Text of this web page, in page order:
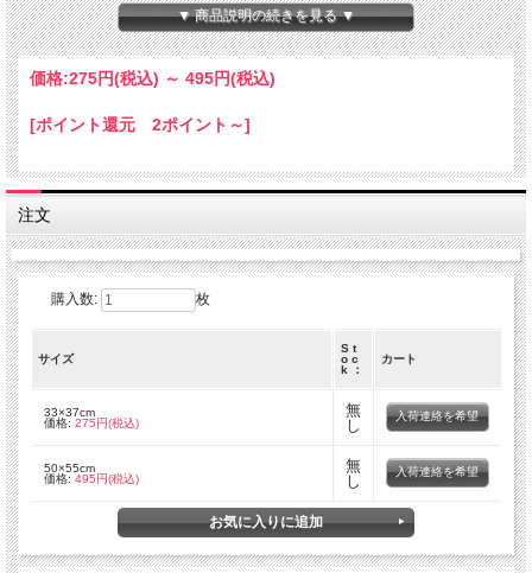
▼ 商品説明の続きを見る ▼
価格:275円(税込) ～ 495円(税込)
[ポイント還元 2ポイント～]
注文
購入数: 枚
サイズ
S t
o c
k ：
カート
33×37cm
価格: 275円(税込)
無
し
入荷連絡を希望
50×55cm
価格: 495円(税込)
無
し
入荷連絡を希望